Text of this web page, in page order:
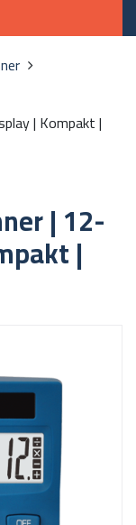
| Kompakt |
| 12-
|